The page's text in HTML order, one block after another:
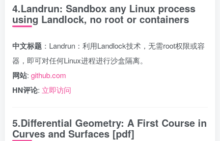
4.Landrun: Sandbox any Linux process
using Landlock, no root or containers
中文标题 ：Landrun：利用Landlock技术，无需root权限或容
器，即可对任何Linux进程进行沙盒隔离。
网站: github.com
HN评论: 立即访问
5.Differential Geometry: A First Course in
Curves and Surfaces [pdf]